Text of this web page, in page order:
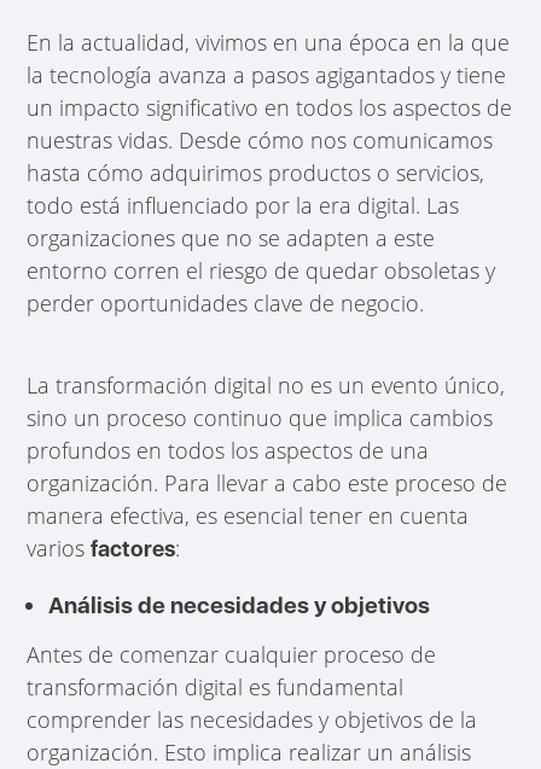
En la actualidad, vivimos en una época en la que
la tecnología avanza a pasos agigantados y tiene
un impacto significativo en todos los aspectos de
nuestras vidas. Desde cómo nos comunicamos
hasta cómo adquirimos productos o servicios,
todo está influenciado por la era digital. Las
organizaciones que no se adapten a este
entorno corren el riesgo de quedar obsoletas y
perder oportunidades clave de negocio.
La transformación digital no es un evento único,
sino un proceso continuo que implica cambios
profundos en todos los aspectos de una
organización. Para llevar a cabo este proceso de
manera efectiva, es esencial tener en cuenta
variosfactores:
Análisis de necesidades y objetivos
Antes de comenzar cualquier proceso de
transformación digital es fundamental
comprender las necesidades y objetivos de la
organización. Esto implica realizar un análisis